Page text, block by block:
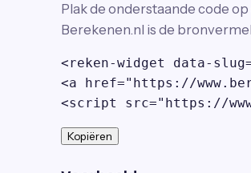
Plak de onderstaande code
Berekenen.nl is de
<reken-widget data-
<a href="https://
<script src="https://
Kopiëren